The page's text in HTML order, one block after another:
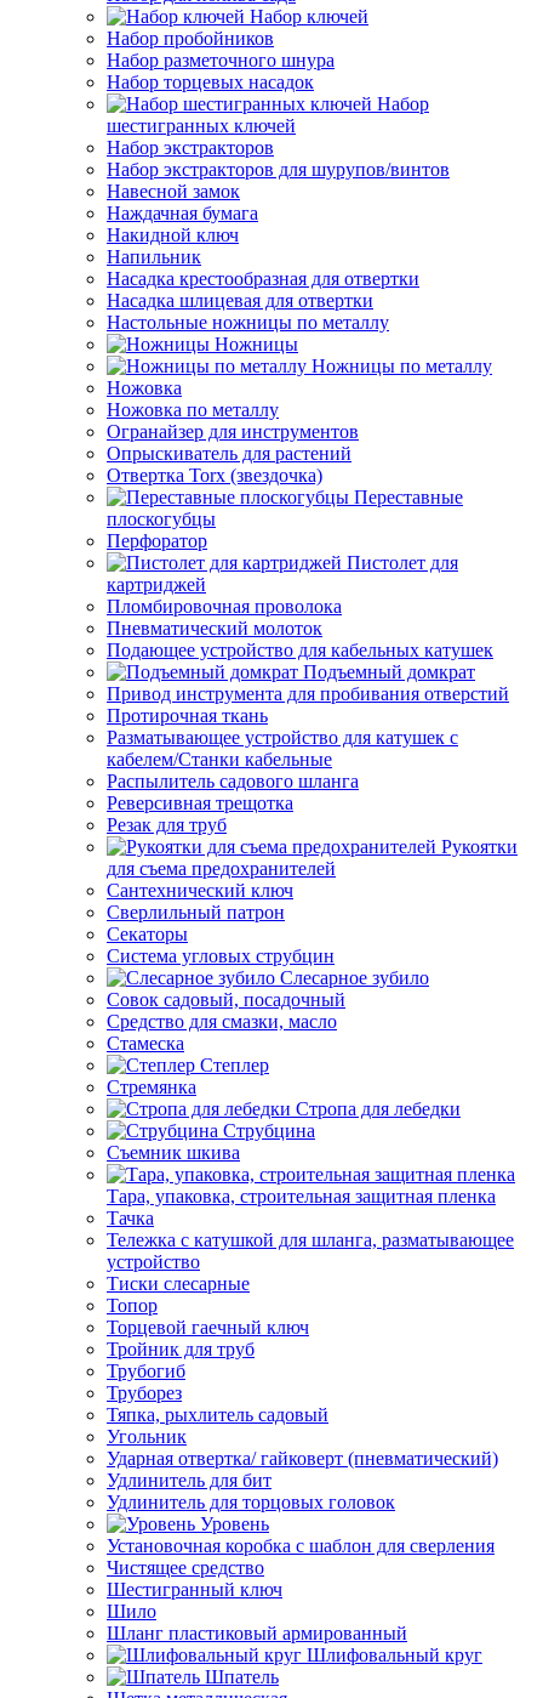
Набор ключей
Набор пробойников
Набор разметочного шнура
Набор торцевых насадок
Набор
шестигранных ключей
Набор экстракторов
Набор экстракторов для шурупов/винтов
Навесной замок
Наждачная бумага
Накидной ключ
Напильник
Насадка крестообразная для отвертки
Насадка шлицевая для отвертки
Настольные ножницы по металлу
Ножницы
Ножницы по металлу
Ножовка
Ножовка по металлу
Огранайзер для инструментов
Опрыскиватель для растений
Отвертка Torx (звездочка)
Переставные
плоскогубцы
Перфоратор
Пистолет для
картриджей
Пломбировочная проволока
Пневматический молоток
Подающее устройство для кабельных катушек
Подъемный домкрат
Привод инструмента для пробивания отверстий
Протирочная ткань
Разматывающее устройство для катушек с
кабелем/Станки кабельные
Распылитель садового шланга
Реверсивная трещотка
Резак для труб
Рукоятки
для съема предохранителей
Сантехнический ключ
Сверлильный патрон
Секаторы
Система угловых струбцин
Слесарное зубило
Совок садовый, посадочный
Средство для смазки, масло
Стамеска
Степлер
Стремянка
Стропа для лебедки
Струбцина
Съемник шкива
Тара, упаковка, строительная защитная пленка
Тачка
Тележка с катушкой для шланга, разматывающее
устройство
Тиски слесарные
Топор
Торцевой гаечный ключ
Тройник для труб
Трубогиб
Труборез
Тяпка, рыхлитель садовый
Угольник
Ударная отвертка/ гайковерт (пневматический)
Удлинитель для бит
Удлинитель для торцовых головок
Уровень
Установочная коробка с шаблон для сверления
Чистящее средство
Шестигранный ключ
Шило
Шланг пластиковый армированный
Шлифовальный круг
Шпатель